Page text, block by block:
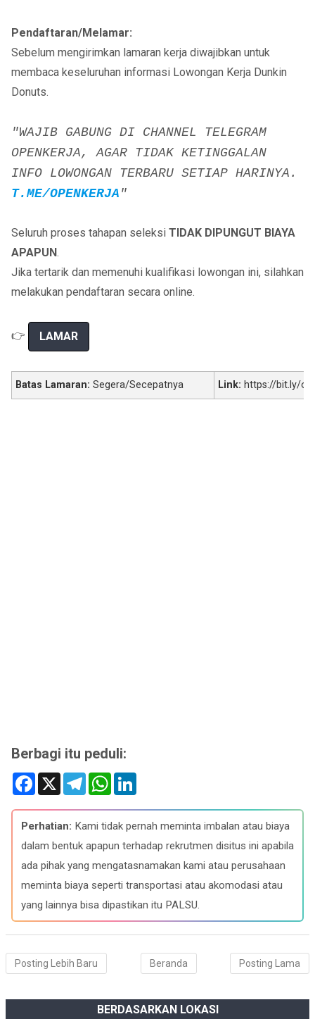
Pendaftaran/Melamar:
Sebelum mengirimkan lamaran kerja diwajibkan untuk
membaca keseluruhan informasi Lowongan Kerja Dunkin
Donuts.
"WAJIB GABUNG DI CHANNEL TELEGRAM
OPENKERJA, AGAR TIDAK KETINGGALAN
INFO LOWONGAN TERBARU SETIAP HARINYA.
T.ME/OPENKERJA "
Seluruh proses tahapan seleksi TIDAK DIPUNGUT BIAYA
APAPUN.
Jika tertarik dan memenuhi kualifikasi lowongan ini, silahkan
melakukan pendaftaran secara online.
👉 LAMAR
Batas Lamaran: Segera/Secepatnya Link: https://bit.ly/
Berbagi itu peduli:
F
e
b
o
o
X
T
e
e
g
r
a
W
t
s
A
p
k
e
d
I
Perhatian: Kami tidak pernah meminta imbalan atau biaya
dalam bentuk apapun terhadap rekrutmen disitus ini apabila
ada pihak yang mengatasnamakan kami atau perusahaan
meminta biaya seperti transportasi atau akomodasi atau
yang lainnya bisa dipastikan itu PALSU.
Posting Lebih Baru Posting Lama
Beranda
BERDASARKAN LOKASI